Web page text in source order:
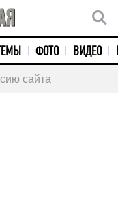
ТЕМЫ ФОТО ВИДЕО
сайта